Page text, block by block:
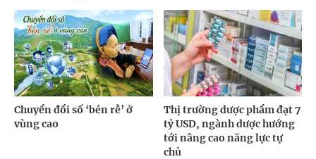
Chuyển đổi số ‘bén rễ’ ở
vùng cao
Thị trường dược phẩm đạt 7
tỷ USD, ngành dược hướng
tới nâng cao năng lực tự
chủ